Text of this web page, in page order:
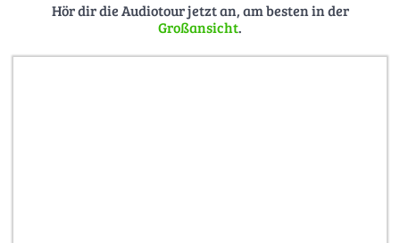
Hör dir die Audiotour jetzt an, am besten in der
Großansicht.